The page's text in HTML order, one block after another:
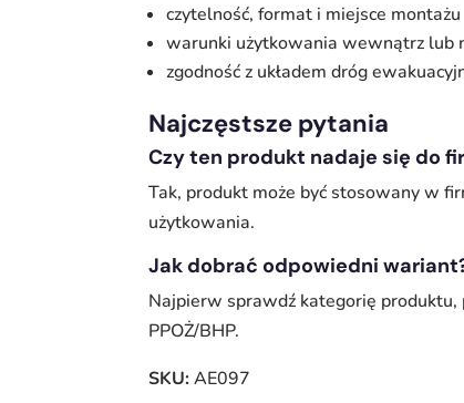
czytelność, format i miejsce montażu
warunki użytkowania wewnątrz lub
zgodność z układem dróg
Najczęstsze pytania
Czy ten produkt nadaje się do
Tak, produkt może być stosowany w
użytkowania.
Jak dobrać odpowiedni
Najpierw sprawdź kategorię produktu,
PPOŻ/BHP.
SKU:AE097